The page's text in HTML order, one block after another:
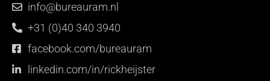
info@bureauram.nl
+31 (0)40 340 3940
facebook.com/bureauram
linkedin.com/in/rickheijster